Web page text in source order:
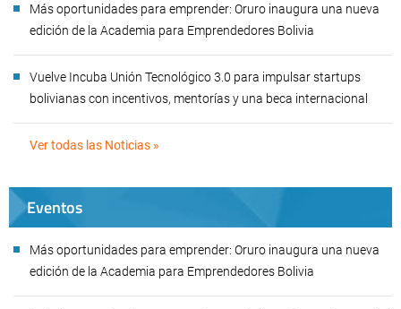
Más oportunidades para emprender: Oruro inaugura una nueva
edición de la Academia para Emprendedores Bolivia
Vuelve Incuba Unión Tecnológico 3.0 para impulsar startups
bolivianas con incentivos, mentorías y una beca internacional
Ver todas las Noticias »
Eventos
Más oportunidades para emprender: Oruro inaugura una nueva
edición de la Academia para Emprendedores Bolivia